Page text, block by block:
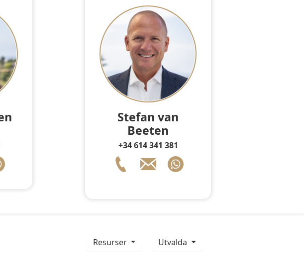
Stefan van
Beeten
+34 614 341 381
resurser Utvalda